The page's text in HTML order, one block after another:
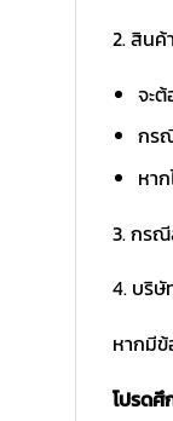
2. สินค้
จะ
กร
หา
3. กร
4. บริษั
หากมีข้
โปรดศึ